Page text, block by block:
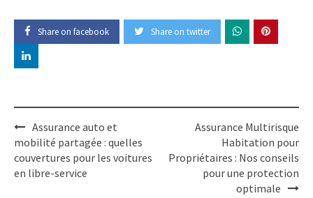
Share on facebook Share on twitter
Post
navigation
Assurance auto et
mobilité partagée : quelles
couvertures pour les voitures
en libre-service
Assurance Multirisque
Habitation pour
Propriétaires : Nos conseils
pour une protection
optimale